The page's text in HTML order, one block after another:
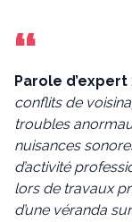
Parole d’expert :
conflits de
troubles
nuisances
d’activité
lors de travaux
d’une véranda